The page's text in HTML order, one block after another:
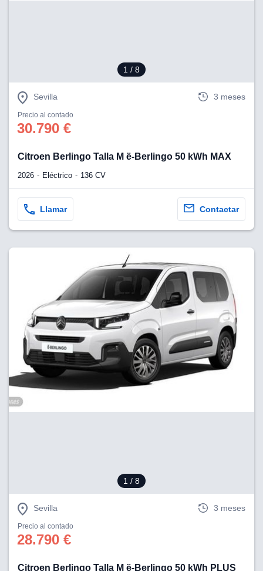
1 / 8
Sevilla 3 meses
Precio al contado
30.790 €
Citroen Berlingo Talla M ë-Berlingo 50 kWh MAX
2026 Eléctrico 136 CV
Llamar Contactar
1 / 8
Sevilla 3 meses
Precio al contado
28.790 €
Citroen Berlingo Talla M ë-Berlingo 50 kWh PLUS